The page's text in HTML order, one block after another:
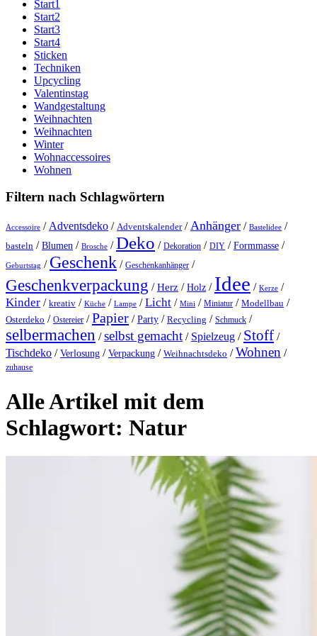
Start1
Start2
Start3
Start4
Sticken
Techniken
Upcycling
Valentinstag
Wandgestaltung
Weihnachten
Weihnachten
Winter
Wohnaccessoires
Wohnen
Filtern nach Schlagwörtern
Accessoire / Adventsdeko / Adventskalender/Anhänger / Bastelidee /
basteln /Blumen / Brosche /Deko / Dekoration / DIY /Formmasse /
Geburtstag / Geschenk / Geschenkanhänger /
Geschenkverpackung /Herz /Holz / Idee / Kerze /
Kinder / kreativ / Küche / Lampe /Licht / Mini / Miniatur / Modellbau /
Osterdeko / Ostereier /Papier /Party / Recycling / Schmuck /
selbermachen /selbst gemacht / Spielzeug / Stoff /
Tischdeko /Verlosung /Verpackung / Weihnachtsdeko /Wohnen /
zuhause
Alle Artikel mit dem
Schlagwort: Natur